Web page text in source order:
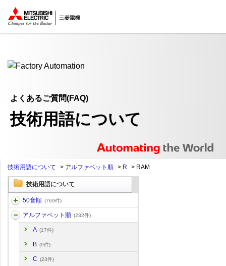
ここから本文
よくあるご質問(FAQ)
技術用語について
技術用語について > アルファベット順 > R > RAM
技術用語について
50音順 (769件)
アルファベット順 (232件)
A (17件)
B (9件)
C (23件)